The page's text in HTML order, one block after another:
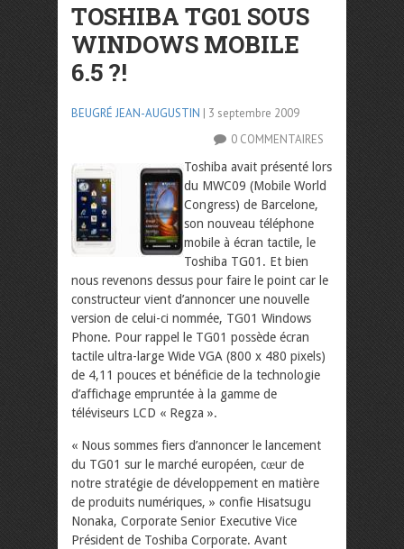
TOSHIBA TG01 SOUS
WINDOWS MOBILE
6.5 ?!
BEUGRÉ JEAN-AUGUSTIN | 3 septembre 2009
0 COMMENTAIRES
Toshiba avait présenté lors
du MWC09 (Mobile World
Congress) de Barcelone,
son nouveau téléphone
mobile à écran tactile, le
Toshiba TG01. Et bien
nous revenons dessus pour faire le point car le
constructeur vient d’annoncer une nouvelle
version de celui-ci nommée, TG01 Windows
Phone. Pour rappel le TG01 possède écran
tactile ultra-large Wide VGA (800 x 480 pixels)
de 4,11 pouces et bénéficie de la technologie
d’affichage empruntée à la gamme de
téléviseurs LCD « Regza ».
« Nous sommes fiers d’annoncer le lancement
du TG01 sur le marché européen, cœur de
notre stratégie de développement en matière
de produits numériques, » confie Hisatsugu
Nonaka, Corporate Senior Executive Vice
Président de Toshiba Corporate. Avant